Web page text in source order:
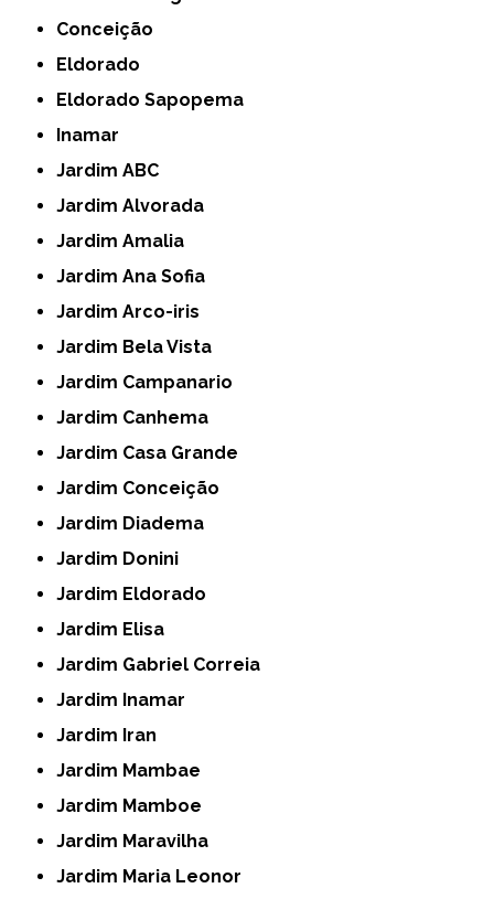
Conceição
Eldorado
Eldorado Sapopema
Inamar
Jardim ABC
Jardim Alvorada
Jardim Amalia
Jardim Ana Sofia
Jardim Arco-iris
Jardim Bela Vista
Jardim Campanario
Jardim Canhema
Jardim Casa Grande
Jardim Conceição
Jardim Diadema
Jardim Donini
Jardim Eldorado
Jardim Elisa
Jardim Gabriel Correia
Jardim Inamar
Jardim Iran
Jardim Mambae
Jardim Mamboe
Jardim Maravilha
Jardim Maria Leonor